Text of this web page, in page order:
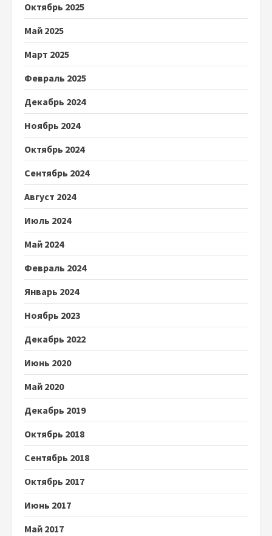
Октябрь 2025
Май 2025
Март 2025
Февраль 2025
Декабрь 2024
Ноябрь 2024
Октябрь 2024
Сентябрь 2024
Август 2024
Июль 2024
Май 2024
Февраль 2024
Январь 2024
Ноябрь 2023
Декабрь 2022
Июнь 2020
Май 2020
Декабрь 2019
Октябрь 2018
Сентябрь 2018
Октябрь 2017
Июнь 2017
Май 2017